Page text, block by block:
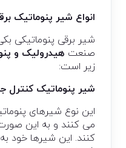
انواع شیر پنوماتیک
شیر برقی پنوماتیکی
صنعت هیدرولیک و
زیر است:
شیر پنوماتیک کنترل
این نوع شیرهای
می کنند و به این
کنند. این شیرها خود